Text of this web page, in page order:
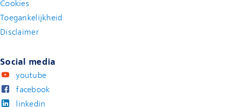
Cookies
Toegankelijkheid
Disclaimer(new window)
Social media
youtube
facebook
linkedin